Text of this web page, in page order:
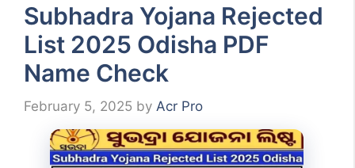
Subhadra Yojana Rejected
List 2025 Odisha PDF
Name Check
February 5, 2025 by Acr Pro